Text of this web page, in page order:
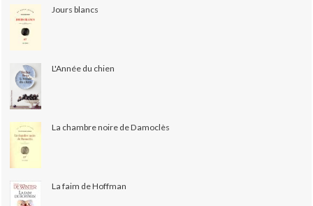
Jours blancs
L'Année du chien
La chambre noire de Damoclès
La faim de Hoffman